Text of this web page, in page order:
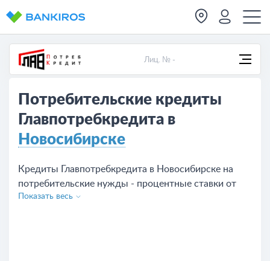
Лиц. № -
Потребительские кредиты
Главпотребкредита в
Новосибирске
Кредиты Главпотребкредита в Новосибирске на
потребительские нужды - процентные ставки от
0.01%, предложений на сегодня - 1. Чтобы взять
Показать весь